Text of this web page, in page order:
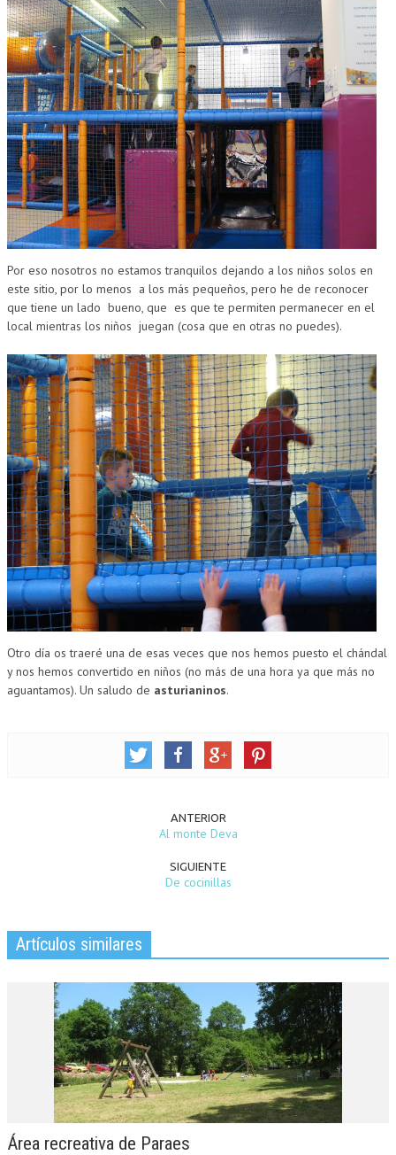
Por eso nosotros no estamos tranquilos dejando a los niños solos en
este sitio, por lo menos a los más pequeños, pero he de reconocer
que tiene un lado bueno, que es que te permiten permanecer en el
local mientras los niños juegan (cosa que en otras no puedes).
Otro día os traeré una de esas veces que nos hemos puesto el chándal
y nos hemos convertido en niños (no más de una hora ya que más no
aguantamos). Un saludo de asturianinos.
ANTERIOR
Al monte Deva
SIGUIENTE
De cocinillas
Artículos similares
Área recreativa de Paraes